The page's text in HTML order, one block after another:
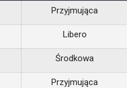
Przyjmująca
Libero
Środkowa
Przyjmująca